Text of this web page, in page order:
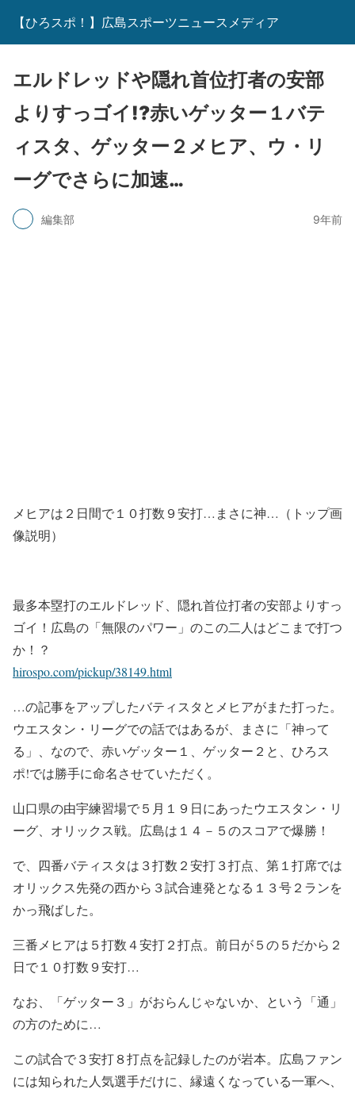
【ひろスポ！】広島スポーツニュースメディア
エルドレッドや隠れ首位打者の安部
よりすっゴイ!?赤いゲッター１バテ
ィスタ、ゲッター２メヒア、ウ・リ
ーグでさらに加速…
編集部 9年前
メヒアは２日間で１０打数９安打…まさに神…（トップ画
像説明）
最多本塁打のエルドレッド、隠れ首位打者の安部よりすっ
ゴイ！広島の「無限のパワー」のこの二人はどこまで打つ
か！？
hirospo.com/pickup/38149.html
…の記事をアップしたバティスタとメヒアがまた打った。
ウエスタン・リーグでの話ではあるが、まさに「神って
る」、なので、赤いゲッター１、ゲッター２と、ひろス
ポ!では勝手に命名させていただく。
山口県の由宇練習場で５月１９日にあったウエスタン・リ
ーグ、オリックス戦。広島は１４－５のスコアで爆勝！
で、四番バティスタは３打数２安打３打点、第１打席では
オリックス先発の西から３試合連発となる１３号２ランを
かっ飛ばした。
三番メヒアは５打数４安打２打点。前日が５の５だから２
日で１０打数９安打…
なお、「ゲッター３」がおらんじゃないか、という「通」
の方のために…
この試合で３安打８打点を記録したのが岩本。広島ファン
には知られた人気選手だけに、縁遠くなっている一軍へ、